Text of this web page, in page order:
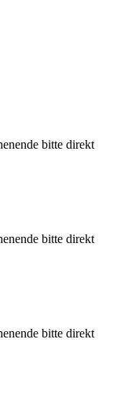
bitte direkt
bitte direkt
bitte direkt